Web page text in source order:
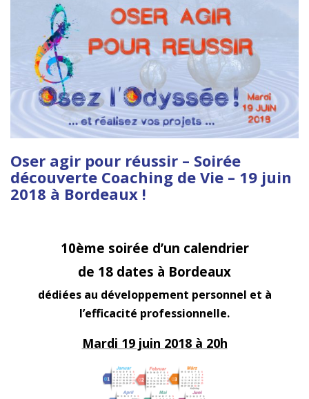
Oser agir pour réussir – Soirée
découverte Coaching de Vie – 19 juin
2018 à Bordeaux !
10ème soirée d’un calendrier
de 18 dates à Bordeaux
dédiées au développement personnel et à
l’efficacité professionnelle.
Mardi 19 juin 2018 à 20h